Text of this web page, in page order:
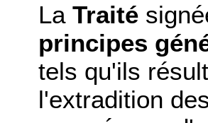
La Traité
principes
tels qu'ils
l'extradition